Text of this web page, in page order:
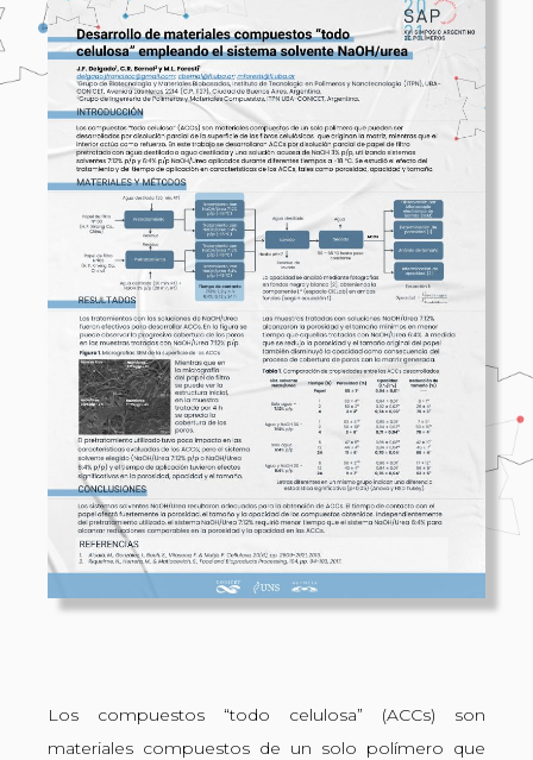
Los compuestos “todo celulosa” (ACCs) son
materiales compuestos de un solo polímero que